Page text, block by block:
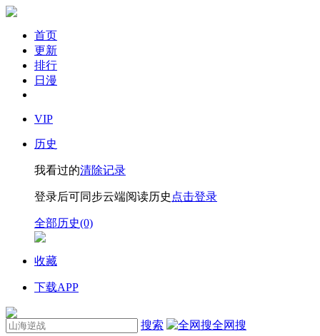
首页
更新
排行
日漫
VIP
历史
我看过的清除记录
登录后可同步云端阅读历史 点击登录
全部历史(0)
收藏
下载APP
搜索 全网搜